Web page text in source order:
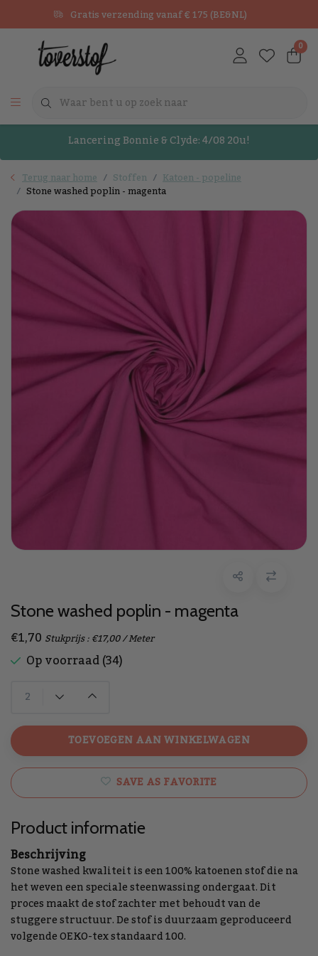
Gratis verzending vanaf € 175 (BE&NL)
0
Lancering Bonnie & Clyde: 4/08 20u!
Terug naar home Stoffen Katoen - popeline
Stone washed poplin - magenta
Stone washed poplin - magenta
€1,70 Stukprijs : €17,00 / Meter
Op voorraad (34)
TOEVOEGEN AAN WINKELWAGEN
SAVE AS FAVORITE
Product informatie
Beschrijving
Stone washed kwaliteit is een 100% katoenen stof die na
het weven een speciale steenwassing ondergaat. Dit
proces maakt de stof zachter met behoudt van de
stuggere structuur. De stof is duurzaam geproduceerd
volgende OEKO-tex standaard 100.